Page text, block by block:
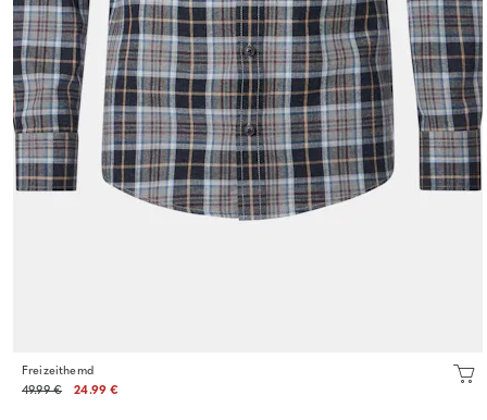
Freizeithemd
49.99 €
24.99 €